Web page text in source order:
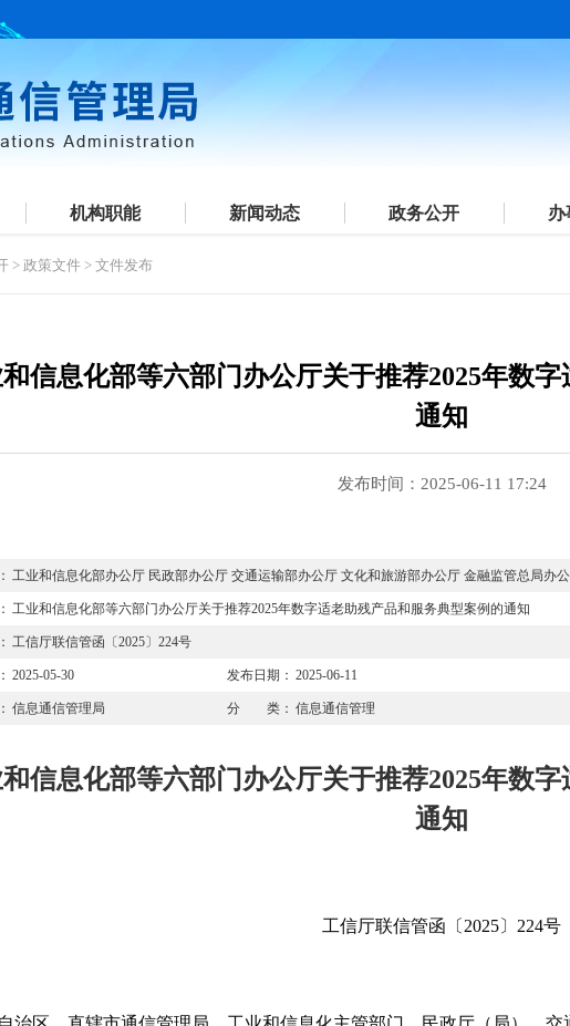
机构职能 新闻动态 政务公开 办
> 政策文件 > 文件发布
信息化部等六部门办公厅关于推荐2025年数
通知
发布时间：2025-06-11 17:24
工业和信息化部办公厅 民政部办公厅 交通运输部办公厅 文化和旅游部办公厅 金融监管总局办
工业和信息化部等六部门办公厅关于推荐2025年数字适老助残产品和服务典型案例的通知
工信厅联信管函〔2025〕224号
2025-05-30 发布日期： 2025-06-11
信息通信管理局 分 类： 信息通信管理
信息化部等六部门办公厅关于推荐2025年数
通知
工信厅联信管函〔2025〕224号